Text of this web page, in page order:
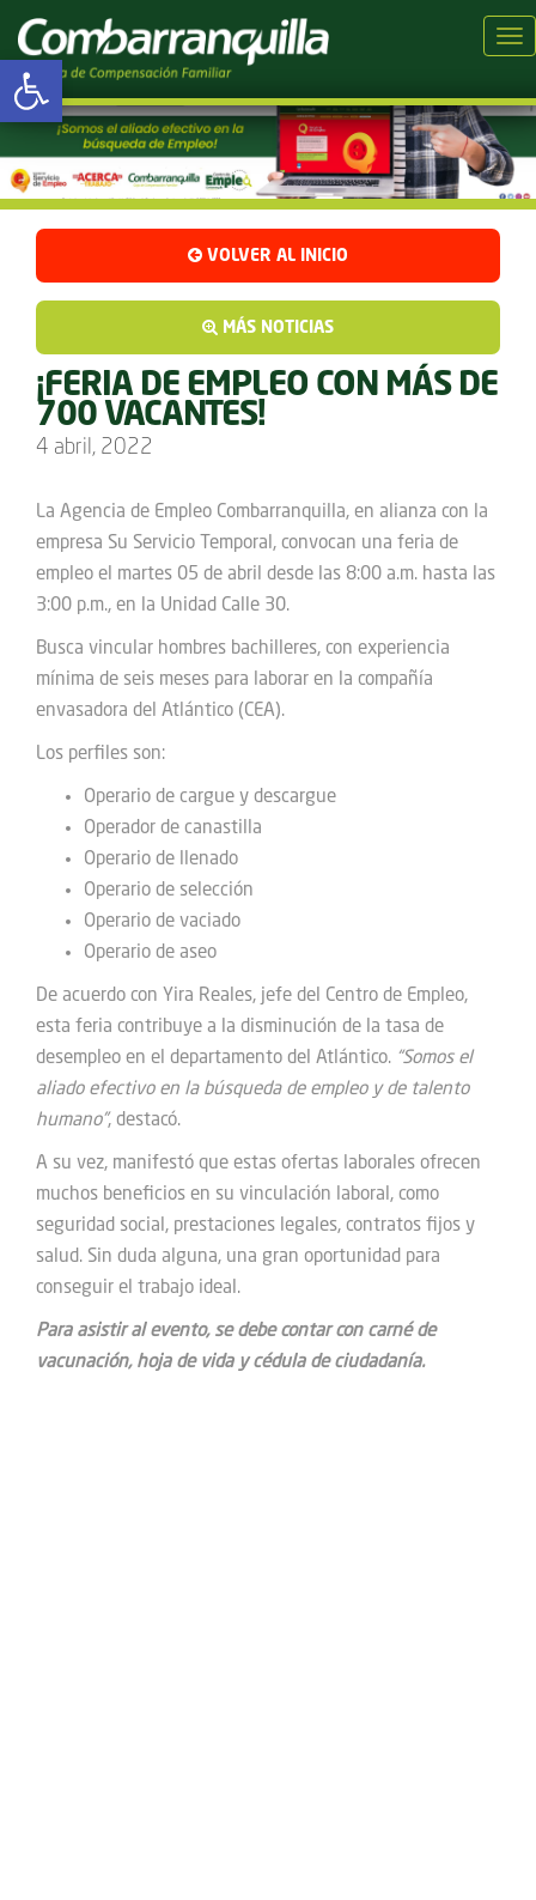
Abrir barra de herramientas
VOLVER AL INICIO
MÁS NOTICIAS
¡FERIA DE EMPLEO CON MÁS DE
700 VACANTES!
4 abril, 2022
La Agencia de Empleo Combarranquilla, en alianza con la
empresa Su Servicio Temporal, convocan una feria de
empleo el martes 05 de abril desde las 8:00 a.m. hasta las
3:00 p.m., en la Unidad Calle 30.
Busca vincular hombres bachilleres, con experiencia
mínima de seis meses para laborar en la compañía
envasadora del Atlántico (CEA).
Los perfiles son:
Operario de cargue y descargue
Operador de canastilla
Operario de llenado
Operario de selección
Operario de vaciado
Operario de aseo
De acuerdo con Yira Reales, jefe del Centro de Empleo,
esta feria contribuye a la disminución de la tasa de
desempleo en el departamento del Atlántico. “Somos el
aliado efectivo en la búsqueda de empleo y de talento
humano”, destacó.
A su vez, manifestó que estas ofertas laborales ofrecen
muchos beneficios en su vinculación laboral, como
seguridad social, prestaciones legales, contratos fijos y
salud. Sin duda alguna, una gran oportunidad para
conseguir el trabajo ideal.
Para asistir al evento, se debe contar con carné de
vacunación, hoja de vida y cédula de ciudadanía.